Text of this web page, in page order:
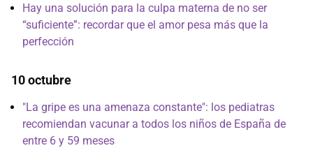
Hay una solución para la culpa materna de no ser
“suficiente”: recordar que el amor pesa más que la
perfección
10 octubre
"La gripe es una amenaza constante": los pediatras
recomiendan vacunar a todos los niños de España de
entre 6 y 59 meses